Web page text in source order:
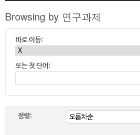
Browsing by 연구과제
바로 이동:
또는 첫 단어:
정렬: